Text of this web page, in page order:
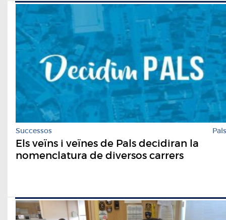
Successos Pals
Els veïns i veïnes de Pals decidiran la
nomenclatura de diversos carrers